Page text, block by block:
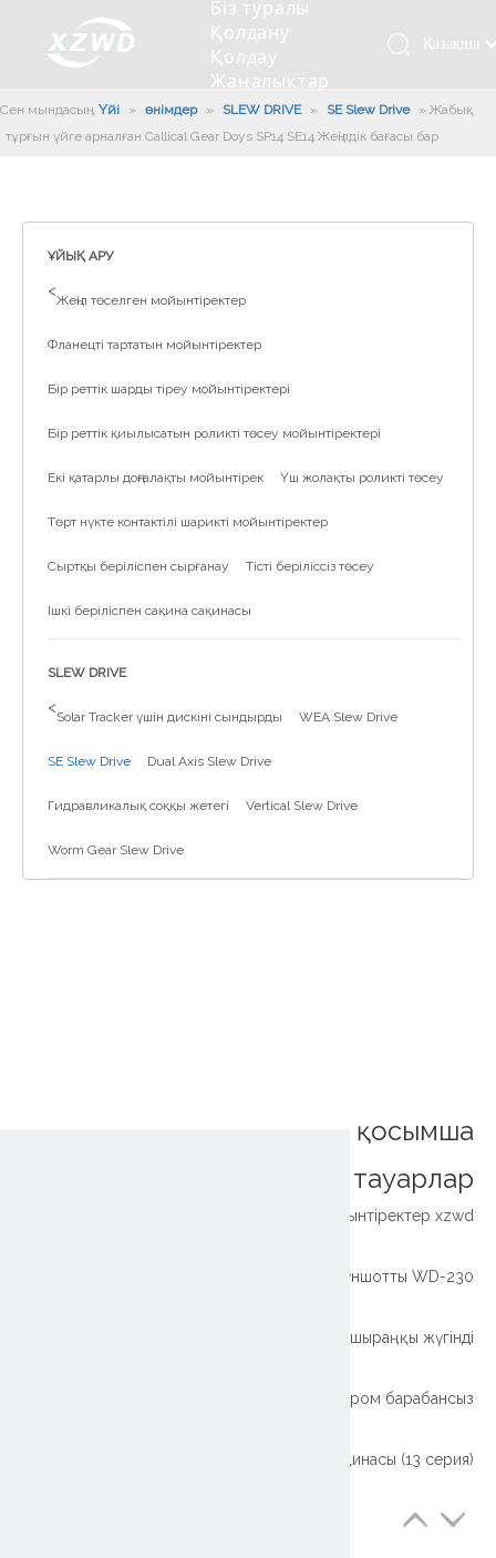
Кесетін төсеу
Біз туралы
Компания туралы мәлімет
Қолдану
Инженерлік машиналар
Қолдау
Мойынтіректерді орнату
Жаңалықтар
Ұзындығы сақина
Бізбен
хабарласыңыз
Қазақша
Türk dili
Tiếng Việt
Сен мындасың: Үйі » өнімдер » SLEW DRIVE » SE Slew Drive » Жабық
тұрғын үйге арналған Callical Gear Doys SP14 SE14 Жеңілдік бағасы бар
ҰЙЫҚ АРУ
>
Жеңіл төселген мойынтіректер
Фланецті тартатын мойынтіректер
Бір реттік шарды тіреу мойынтіректері
Бір реттік қиылысатын роликті төсеу мойынтіректері
Екі қатарлы доңғалақты мойынтірек Үш жолақты роликті төсеу
Төрт нүкте контактілі шарикті мойынтіректер
Сыртқы беріліспен сырғанау Тісті беріліссіз төсеу
Ішкі беріліспен сақина сақинасы
SLEW DRIVE
>
Solar Tracker үшін дискіні сындырды WEA Slew Drive
SE Slew Drive Dual Axis Slew Drive
Гидравликалық соққы жетегі Vertical Slew Drive
Worm Gear Slew Drive
қосымша
тауарлар